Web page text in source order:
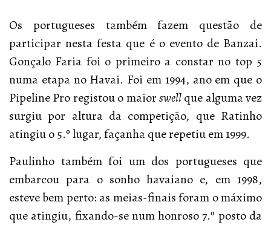
Os portugueses também fazem questão de
participar nesta festa que é o evento de Banzai.
Gonçalo Faria foi o primeiro a constar no top 5
numa etapa no Havai. Foi em 1994, ano em que o
Pipeline Pro registou o maiorswellque alguma vez
surgiu por altura da competição, que Ratinho
atingiu o 5.º lugar, façanha que repetiu em 1999.
Paulinho também foi um dos portugueses que
embarcou para o sonho havaiano e, em 1998,
esteve bem perto: as meias-finais foram o máximo
que atingiu, fixando-se num honroso 7.º posto da